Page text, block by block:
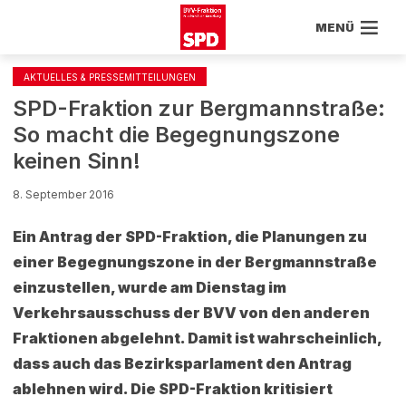
MENÜ
AKTUELLES & PRESSEMITTEILUNGEN
SPD-Fraktion zur Bergmannstraße:
So macht die Begegnungszone
keinen Sinn!
8. September 2016
Ein Antrag der SPD-Fraktion, die Planungen zu
einer Begegnungszone in der Bergmannstraße
einzustellen, wurde am Dienstag im
Verkehrsausschuss der BVV von den anderen
Fraktionen abgelehnt. Damit ist wahrscheinlich,
dass auch das Bezirksparlament den Antrag
ablehnen wird. Die SPD-Fraktion kritisiert